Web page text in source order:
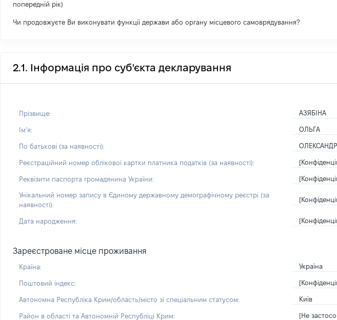
попередній рік)
Чи продовжуєте Ви виконувати функції держави або органу місцевого самоврядування?
2.1. Інформація про суб'єкта декларування
Прізвище: АЗЯБІНА
Імʼя: ОЛЬГА
По батькові (за наявності):
Реєстраційний номер облікової картки платника податків (за наявності):
Реквізити паспорта громадянина України:
Унікальний номер запису в Єдиному державному демографічному реєстрі (за
наявності):
Дата народження:
Зареєстроване місце проживання
Країна: Україна
Поштовий індекс:
Автономна Республіка Крим/область/місто зі спеціальним статусом: Київ
Район в області та Автономній Республіці Крим: [Не